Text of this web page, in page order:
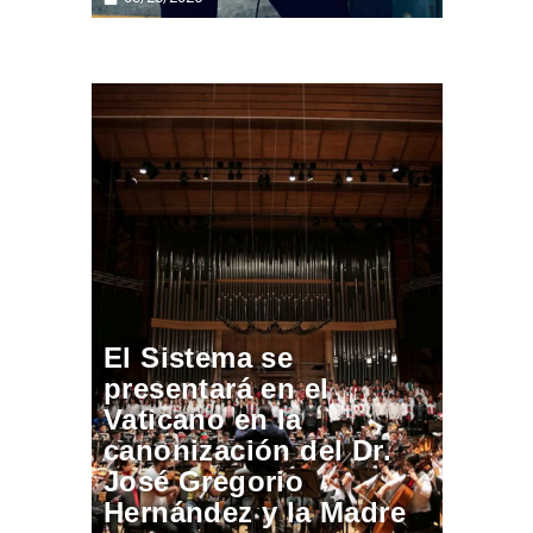
El Sistema se
presentará en el
Vaticano en la
canonización del Dr.
José Gregorio
Hernández y la Madre